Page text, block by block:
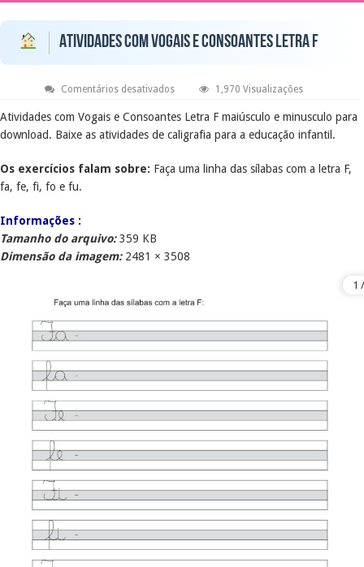
Atividades com Vogais e Consoantes Letra F
Comentários desativadosem
com
Vogais
e
Consoantes
F
1,970 Visualizações
Atividades com Vogais e Consoantes Letra F maiúsculo e minusculo para
download. Baixe as atividades de caligrafia para a educação infantil.
Os exercícios falam sobre: Faça uma linha das sílabas com a letra F,
fa, fe, fi, fo e fu.
Informações :
Tamanho do arquivo:359 KB
Dimensão da imagem:2481 × 3508